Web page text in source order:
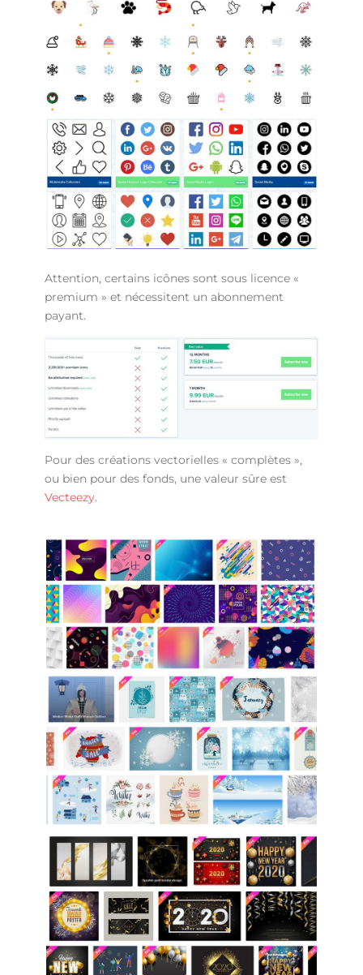
Attention, certains icônes sont sous licence «
premium » et nécessitent un abonnement
payant.
Pour des créations vectorielles « complètes »,
ou bien pour des fonds, une valeur sûre est
Vecteezy.